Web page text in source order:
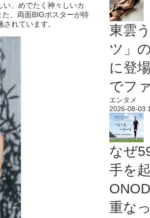
、めでたく神々しいカ
、両面BIGポスターが特
れています。
東雲
ツ」
に登
でフ
エンタメ
2026-08-03
なぜ
手を
重な